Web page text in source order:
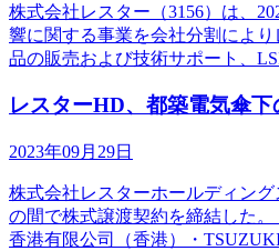
株式会社レスター（3156）は、
響に関する事業を会社分割によ
品の販売および技術サポート、
レスターHD、都築電気傘
2023年09月29日
株式会社レスターホールディン
の間で株式譲渡契約を締結した
香港有限公司（香港）・